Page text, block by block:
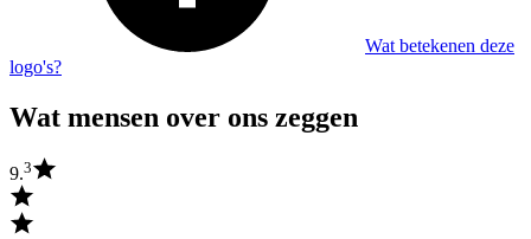
Wat betekenen deze
logo's?
Wat mensen over ons zeggen
9.3